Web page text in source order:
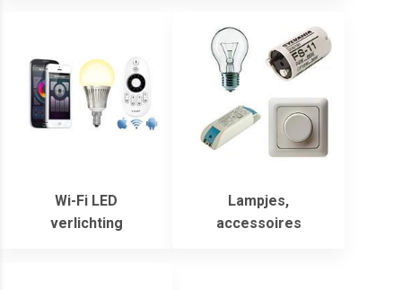
Wi-Fi LED
verlichting
Lampjes,
accessoires